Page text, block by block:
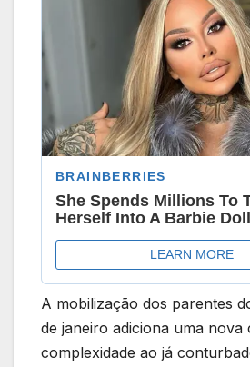
A mobilização dos parentes
de janeiro adiciona uma nova
complexidade ao já